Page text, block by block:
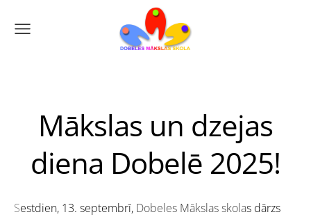
Mākslas un dzejas
diena Dobelē 2025!
Sestdien, 13. septembrī, Dobeles Mākslas skolas dārzs